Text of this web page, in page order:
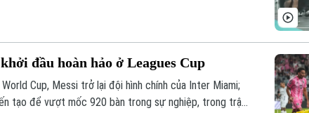
đầu hoàn hảo ở Leagues Cup
Cup, Messi trở lại đội hình chính của Inter Miami;
tạo để vượt mốc 920 bàn trong sự nghiệp, trong trận